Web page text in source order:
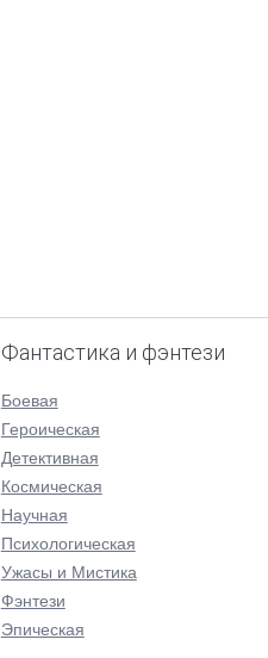
Фантастика и фэнтези
Боевая
Героическая
Детективная
Космическая
Научная
Психологическая
Ужасы и Мистика
Фэнтези
Эпическая